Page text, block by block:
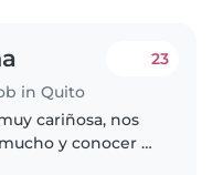
in Quito
23
cariñosa, nos
y conocer a